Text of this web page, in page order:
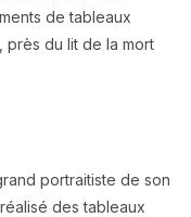
de tableaux
près du lit de la mort
portraitiste de son
des tableaux